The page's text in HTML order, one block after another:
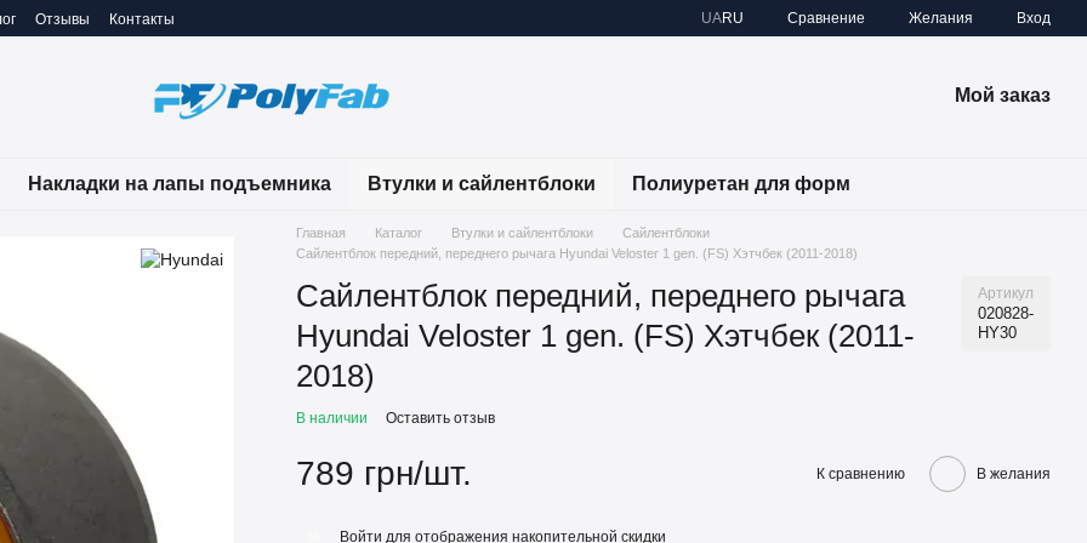
Отзывы Контакты UARU Сравнение Желания Вход
Мой заказ
Накладки на лапы подъемника Втулки и сайлентблоки Полиуретан для форм
Главная Каталог Втулки и сайлентблоки
Сайлентблоки
Сайлентблок передний, переднего рычага Hyundai Veloster 1 gen. (FS) Хэтчбек (2011-2018)
Сайлентблок передний, переднего рычага
Hyundai Veloster 1 gen. (FS) Хэтчбек (2011-
2018)
Артикул
020828-
HY30
В наличии Оставить отзыв
789 грн/шт. К сравнению В желания
Войти для отображения накопительной скидки